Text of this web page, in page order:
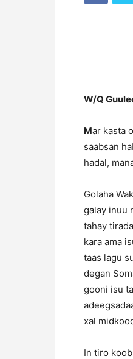
W/Q
Mar kasta
saabsan
hadal,
Golaha
galay inuu
tahay
kara ama
taas lagu
degan
gooni isu
xal
In tiro